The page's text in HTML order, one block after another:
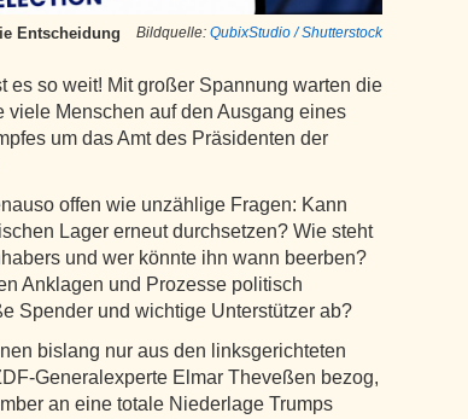
Bildquelle:QubixStudio / Shutterstock
Entscheidung
es so weit! Mit großer Spannung warten die
Menschen auf den Ausgang eines
um das Amt des Präsidenten der
offen wie unzählige Fragen: Kann
Lager erneut durchsetzen? Wie steht
und wer könnte ihn wann beerben?
Anklagen und Prozesse politisch
Spender und wichtige Unterstützer ab?
bislang nur aus den linksgerichteten
Generalexperte Elmar Theveßen bezog,
an eine totale Niederlage Trumps